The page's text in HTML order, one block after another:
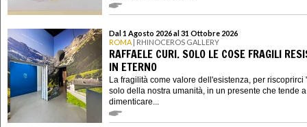
Dal 1 Agosto 2026 al 31 Ottobre 2026
ROMA | RHINOCEROS GALLERY
RAFFAELE CURI. SOLO LE COSE FRAGILI
IN ETERNO
La fragilità come valore dell'esistenza, per riscoprirci
solo della nostra umanità, in un presente che tende
dimenticare...